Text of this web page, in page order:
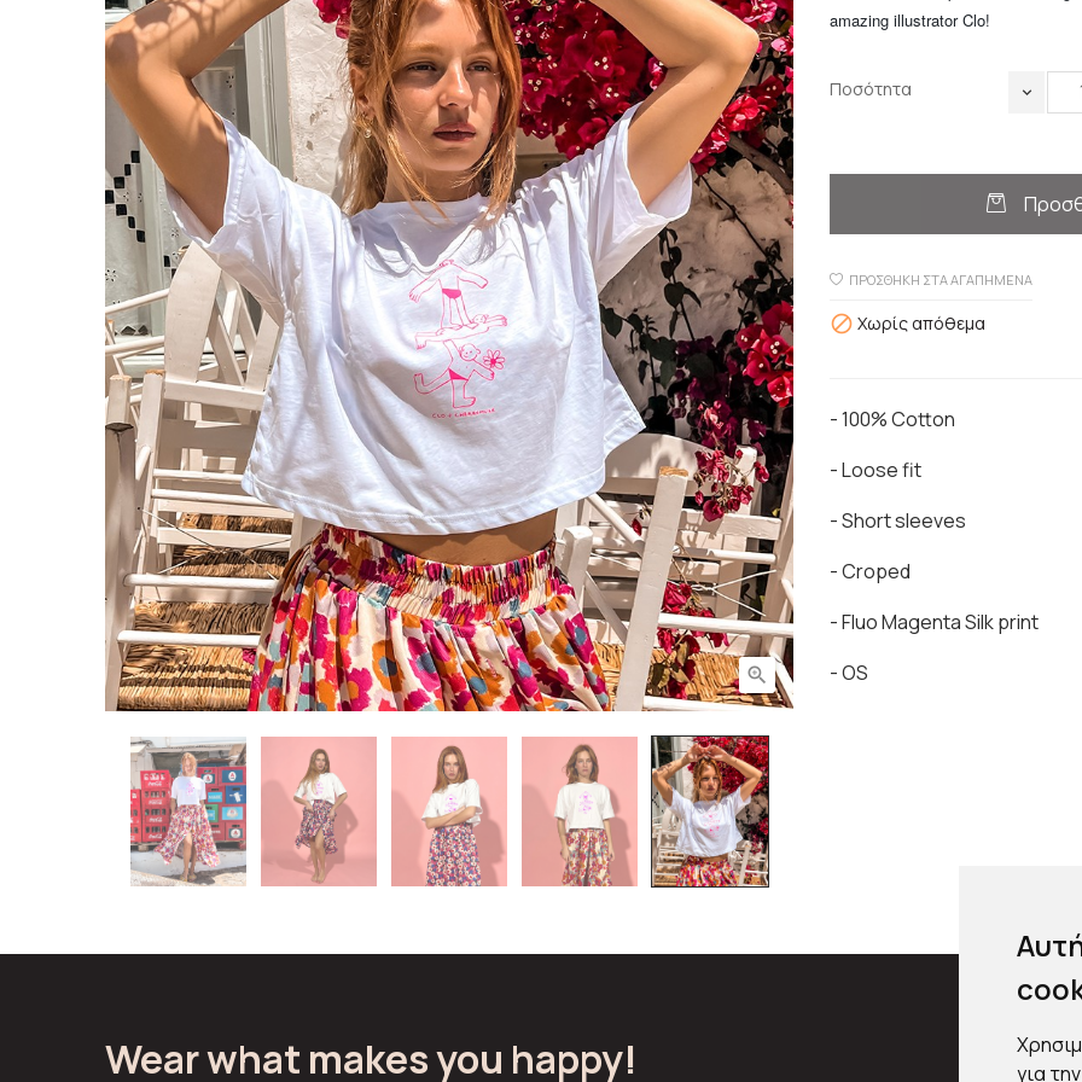
για

amazing illustrator Clo!
Ποσότητα
ΠΡΟΣΘΉΚΗ ΣΤΑ ΑΓΑΠΗΜΈΝΑ
 Χωρίς απόθεμα
- 100% Cotton
- Loose fit
- Short sleeves
- Croped
- Fluo Magenta Silk print
- OS
Wear what makes you happy!